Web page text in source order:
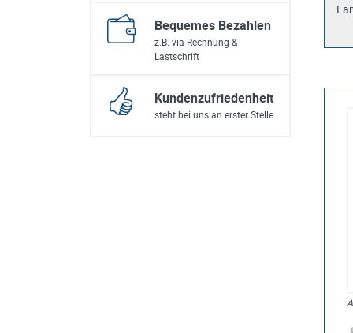
Bequemes Bezahlen
z.B. via Rechnung &
Lastschrift
Kundenzufriedenheit
steht bei uns an erster Stelle